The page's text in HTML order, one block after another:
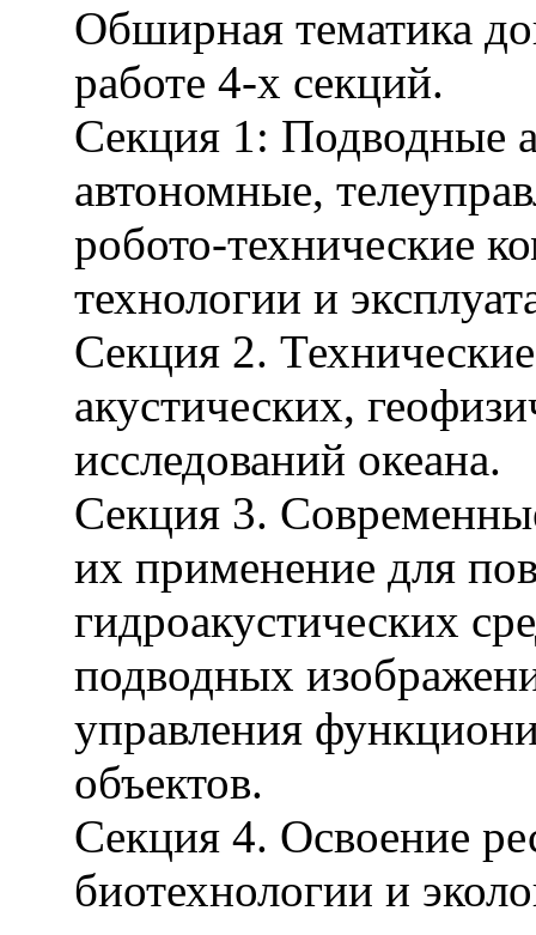
Обширная тематика
работе 4-х секций.
Секция 1: Подводные
автономные,
робото-технические
технологии и
Секция 2.
акустических,
исследований океана.
Секция 3.
их применение для
гидроакустических
подводных
управления
объектов.
Секция 4. Освоение
биотехнологии и